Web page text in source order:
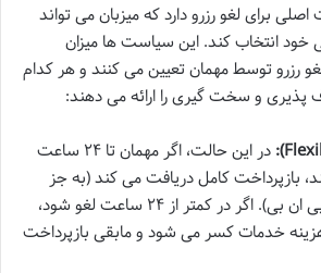
برای لغو رزرو دارد که میزبان می تواند
خود انتخاب کند. این سیاست ها میزان
رزرو توسط مهمان تعیین می کنند و هر کدام
پذیری و سخت گیری را ارائه می دهند:
در این حالت، اگر مهمان تا ۲۴ ساعت
بازپرداخت کامل دریافت می کند (به جز
هزینه خدمات ایربی ان بی). اگر در کمتر از ۲۴ ساعت لغو شود،
خدمات کسر می شود و مابقی بازپرداخت